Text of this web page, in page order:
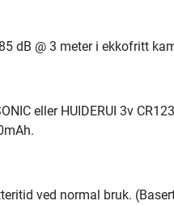
dB @ 3 meter i ekkofritt
eller HUIDERUI 3v
ved normal bruk.